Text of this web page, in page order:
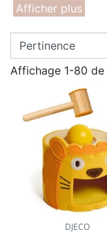
solides et sains
compose ces
durablement
peint avec des
Parmi ces
les petites
les célèbres
Affichage 1-80
DJECO